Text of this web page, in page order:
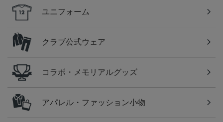
ユニフォーム
クラブ公式ウェア
コラボ・メモリアルグッズ
アパレル・ファッション小物